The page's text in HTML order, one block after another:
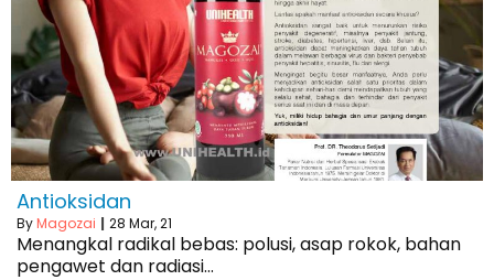
Antioksidan
ByMagozai | 28 Mar, 21
Menangkal radikal bebas: polusi, asap rokok, bahan
pengawet dan radiasi…